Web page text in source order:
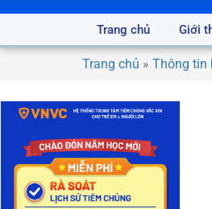
Trang chủ Giới
Trang chủ » Thông tin